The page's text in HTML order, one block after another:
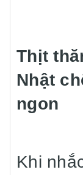
Thịt
Nhật
ngon
Khi